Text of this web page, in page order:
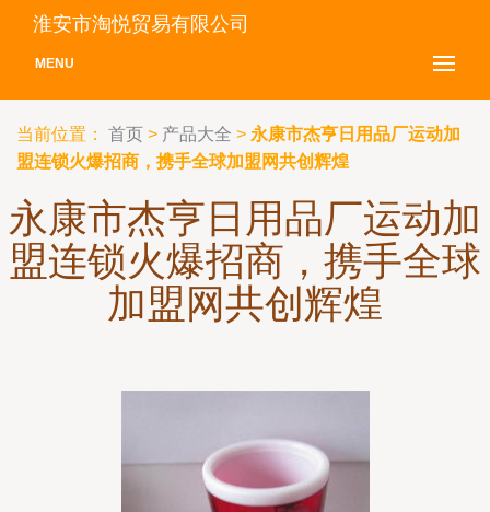
淮安市淘悦贸易有限公司
MENU
当前位置： 首页 > 产品大全 > 永康市杰亨日用品厂运动加
盟连锁火爆招商，携手全球加盟网共创辉煌
永康市杰亨日用品厂运动加
盟连锁火爆招商，携手全球
加盟网共创辉煌